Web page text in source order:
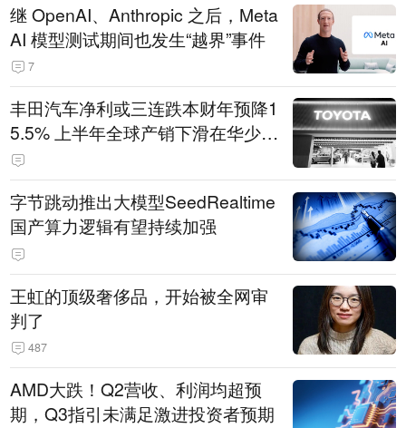
继 OpenAI、Anthropic 之后，Meta
AI 模型测试期间也发生“越界”事件
7
丰田汽车净利或三连跌本财年预降1
5.5% 上半年全球产销下滑在华少卖
14.3万辆
字节跳动推出大模型SeedRealtime
国产算力逻辑有望持续加强
王虹的顶级奢侈品，开始被全网审
判了
487
AMD大跌！Q2营收、利润均超预
期，Q3指引未满足激进投资者预期